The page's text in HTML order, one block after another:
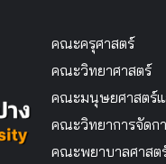
คณะครุศาสตร์
คณะวิทยาศาสตร์
คณะมนุษยศาสตร์แ
คณะวิทยาการจัดก
คณะพยาบาลศาสต